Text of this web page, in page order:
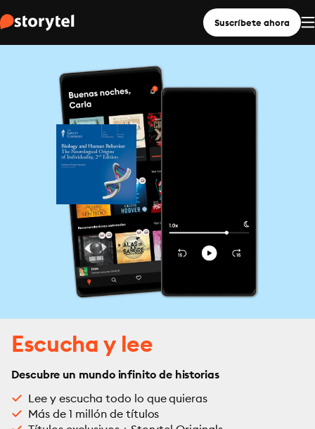
Suscríbete ahora
Escucha y lee
Descubre un mundo infinito de historias
Lee y escucha todo lo que quieras
Más de 1 millón de títulos